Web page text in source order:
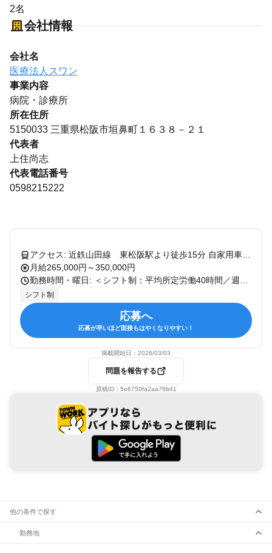
2名
会社情報
会社名
医療法人スワン
事業内容
病院・診療所
所在住所
5150033 三重県松阪市垣鼻町１６３８－２１
代表者
上住尚志
代表電話番号
0598215222
月給265,000円～350,000円
シフト制
応募へ
応募が早いほど面接もはやくなりやすい！
掲載開始日： 2026/03/03
問題を報告する
原稿ID： 5e6750fa2aa76b41
他の条件で探す
勤務地